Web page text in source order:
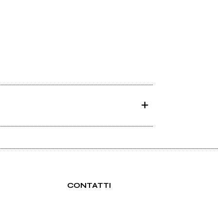
CONTATTI